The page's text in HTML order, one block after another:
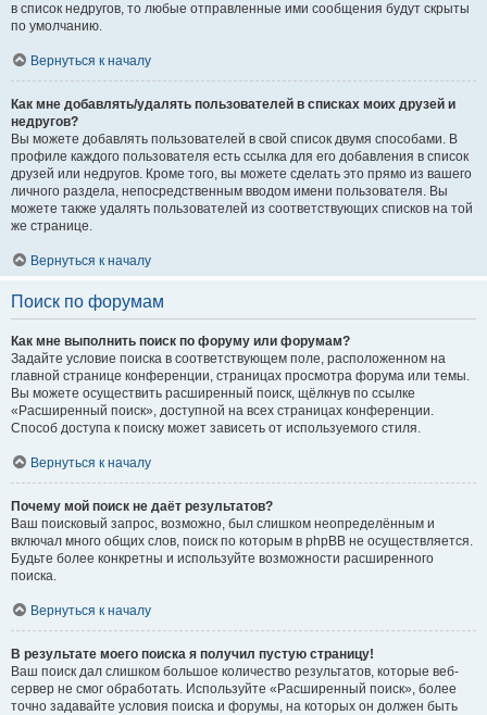
в список недругов, то любые отправленные ими сообщения будут скрыты
по умолчанию.
Вернуться к началу
Как мне добавлять/удалять пользователей в списках моих друзей и
недругов?
Вы можете добавлять пользователей в свой список двумя способами. В
профиле каждого пользователя есть ссылка для его добавления в список
друзей или недругов. Кроме того, вы можете сделать это прямо из вашего
личного раздела, непосредственным вводом имени пользователя. Вы
можете также удалять пользователей из соответствующих списков на той
же странице.
Вернуться к началу
Поиск по форумам
Как мне выполнить поиск по форуму или форумам?
Задайте условие поиска в соответствующем поле, расположенном на
главной странице конференции, страницах просмотра форума или темы.
Вы можете осуществить расширенный поиск, щёлкнув по ссылке
«Расширенный поиск», доступной на всех страницах конференции.
Способ доступа к поиску может зависеть от используемого стиля.
Вернуться к началу
Почему мой поиск не даёт результатов?
Ваш поисковый запрос, возможно, был слишком неопределённым и
включал много общих слов, поиск по которым в phpBB не осуществляется.
Будьте более конкретны и используйте возможности расширенного
поиска.
Вернуться к началу
В результате моего поиска я получил пустую страницу!
Ваш поиск дал слишком большое количество результатов, которые веб-
сервер не смог обработать. Используйте «Расширенный поиск», более
точно задавайте условия поиска и форумы, на которых он должен быть